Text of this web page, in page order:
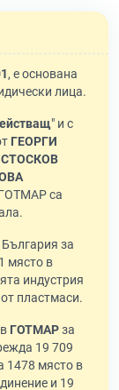
, е основана
лица.
" и с
ГЕОРГИ
са
за
място в
индустрия
пластмаси.
ГОТМАРза
19 709
1478 място в
и 19